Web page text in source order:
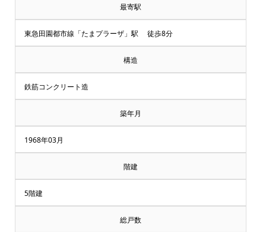
売
却・
取
談
付
中
最寄駅
東急田園都市線「たまプラーザ」駅 徒歩8分
構造
鉄筋コンクリート造
築年月
1968年03月
階建
5階建
総戸数